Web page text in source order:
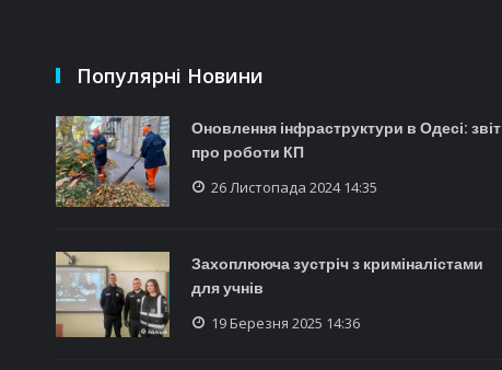
Популярні Новини
Оновлення інфраструктури в Одесі: звіт
про роботи КП
26 Листопада 2024 14:35
Захоплююча зустріч з криміналістами
для учнів
19 Березня 2025 14:36